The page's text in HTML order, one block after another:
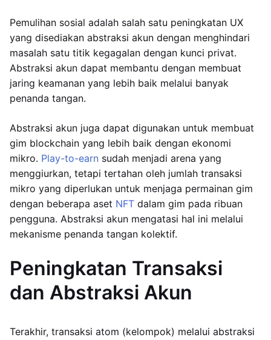
Pemulihan sosial adalah salah satu peningkatan UX
yang disediakan abstraksi akun dengan menghindari
masalah satu titik kegagalan dengan kunci privat.
Abstraksi akun dapat membantu dengan membuat
jaring keamanan yang lebih baik melalui banyak
penanda tangan.
Abstraksi akun juga dapat digunakan untuk membuat
gim blockchain yang lebih baik dengan ekonomi
mikro. Play-to-earn sudah menjadi arena yang
menggiurkan, tetapi tertahan oleh jumlah transaksi
mikro yang diperlukan untuk menjaga permainan gim
dengan beberapa aset NFT dalam gim pada ribuan
pengguna. Abstraksi akun mengatasi hal ini melalui
mekanisme penanda tangan kolektif.
Peningkatan Transaksi
dan Abstraksi Akun
Terakhir, transaksi atom (kelompok) melalui abstraksi